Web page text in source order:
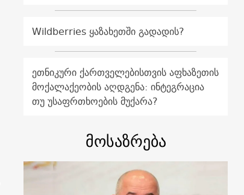
Wildberries ყაზახეთში გადადის?
ეთნიკური ქართველებისთვის აფხაზეთის
მოქალაქეობის აღდგენა: ინტეგრაცია
თუ უსაფრთხოების მუქარა?
მოსაზრება